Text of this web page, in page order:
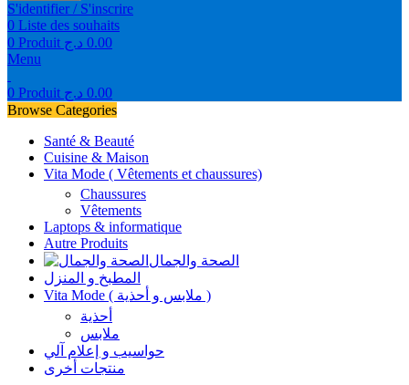
S'identifier / S'inscrire
0 Liste des souhaits
0 Produit 0.00 د.ج
Menu
0 Produit 0.00 د.ج
Browse Categories
Santé & Beauté
Cuisine & Maison
Vita Mode ( Vêtements et chaussures)
Chaussures
Vêtements
Laptops & informatique
Autre Produits
الصحة والجمال
المطبخ و المنزل
Vita Mode ( ملابس و أحذية )
أحذية
ملابس
حواسيب و إعلام آلي
منتجات أخرى